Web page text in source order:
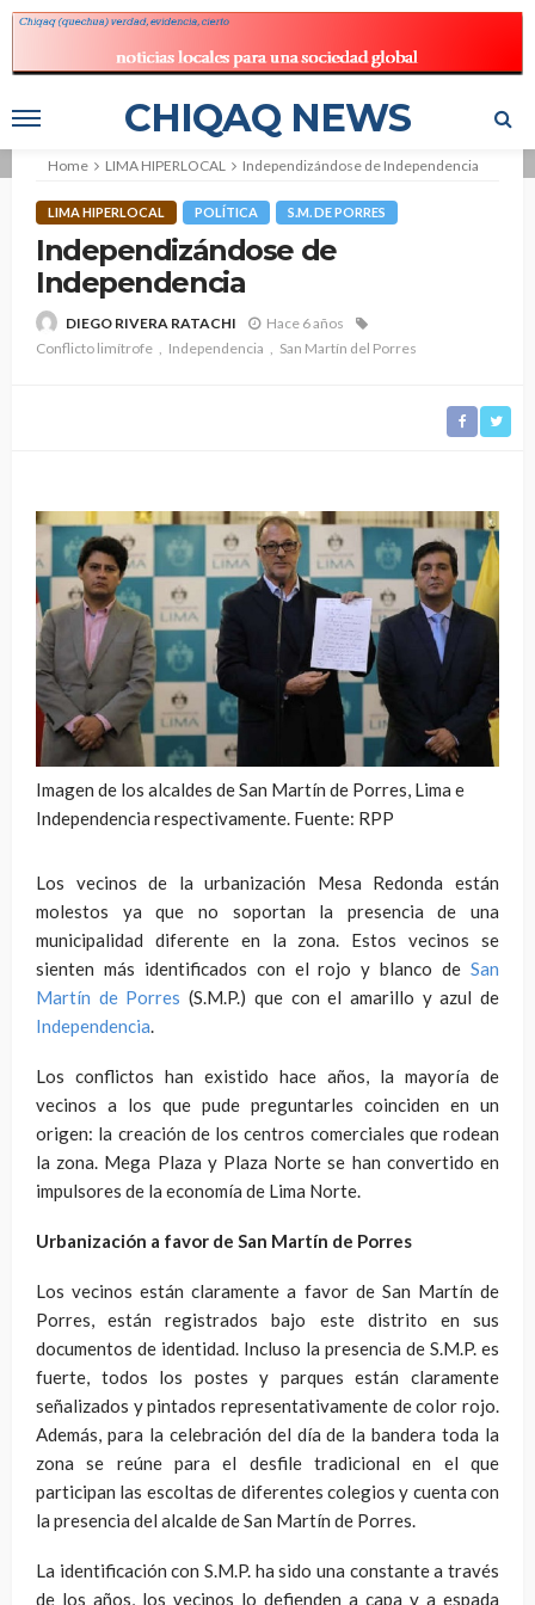
CHIQAQ NEWS
Home LIMA HIPERLOCAL Independizándose de Independencia
LIMA HIPERLOCAL POLÍTICA S.M. DE PORRES
Independizándose de
Independencia
DIEGO RIVERA RATACHI
Hace 6 años
Conflicto limítrofe
Independencia San Martín del Porres
Imagen de los alcaldes de San Martín de Porres, Lima e
Independencia respectivamente. Fuente: RPP
Los vecinos de la urbanización Mesa Redonda están
molestos ya que no soportan la presencia de una
municipalidad diferente en la zona. Estos vecinos se
sienten más identificados con el rojo y blanco de San
Martín de Porres (S.M.P.) que con el amarillo y azul de
Independencia.
Los conflictos han existido hace años, la mayoría de
vecinos a los que pude preguntarles coinciden en un
origen: la creación de los centros comerciales que rodean
la zona. Mega Plaza y Plaza Norte se han convertido en
impulsores de la economía de Lima Norte.
Urbanización a favor de San Martín de Porres
Los vecinos están claramente a favor de San Martín de
Porres, están registrados bajo este distrito en sus
documentos de identidad. Incluso la presencia de S.M.P. es
fuerte, todos los postes y parques están claramente
señalizados y pintados representativamente de color rojo.
Además, para la celebración del día de la bandera toda la
zona se reúne para el desfile tradicional en el que
participan las escoltas de diferentes colegios y cuenta con
la presencia del alcalde de San Martín de Porres.
La identificación con S.M.P. ha sido una constante a través
de los años, los vecinos lo defienden a capa y a espada